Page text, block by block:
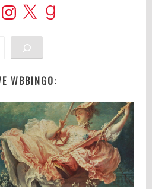
Instagram
X Goodreads
WBBINGO: